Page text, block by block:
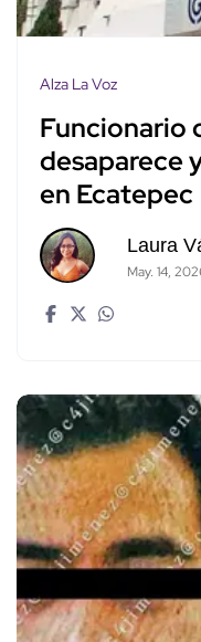
Alza La Voz
Funcionario
desaparece
en Ecatepec
Laura
May. 14,